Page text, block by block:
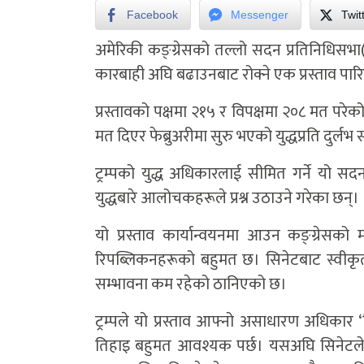
Facebook Messenger
अमेरिकी कङ्ग्रेसको तल्लो सदन
कारबाही अघि बढाउनबाट रोक्ने एक प्रस्ताव
प्रस्तावको पक्षमा २१५ र विपक्षमा २०८ मत
मत दिएर फेब्रुअरीमा सुरु भएको युद्धप्रति
ट्रम्पको युद्ध अधिकारलाई सीमित गर्ने यो
युद्धबारे आलोचकहरूले प्रश्न उठाउने गरेका छन्।
यो प्रस्ताव कार्यान्वयनमा आउन
रिपब्लिकनहरूको बहुमत छ। सिनेटबाट
सम्भावना कम रहेको ठानिएको छ।
ट्रम्पले यो प्रस्ताव आफ्नो असाधारण
तिहाइ बहुमत आवश्यक पर्छ। यसअघि